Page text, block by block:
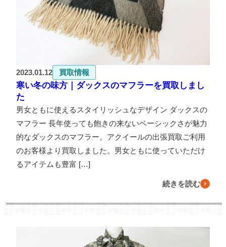
2023.01.12 買取情報
寒い冬の味方｜ダックスのマフラーを買取しまし
た
男女ともに使えるスタイリッシュなデザイン ダックスの
マフラー 長年使っても飽きの来ないベーシックさが魅力
的なダックスのマフラー。アクイールの出張買取ご利用
のお客様より買取しました。男女ともに使っていただけ
るアイテムも豊富 […]
続きを読む